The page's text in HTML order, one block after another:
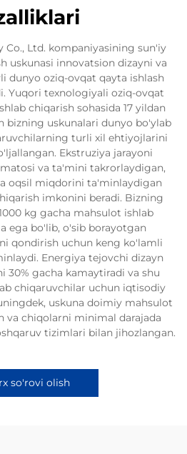
Co., Ltd. kompaniyasining sun'iy
uskunasi innovatsion dizayni va
dunyo oziq-ovqat qayta ishlash
Yuqori texnologiyali oziq-ovqat
chiqarish sohasida 17 yildan
bizning uskunalari dunyo bo'ylab
turli xil ehtiyojlarini
Ekstruziya jarayoni
va ta'mini takrorlaydigan,
oqsil miqdorini ta'minlaydigan
imkonini beradi. Bizning
kg gacha mahsulot ishlab
ega bo'lib, o'sib borayotgan
qondirish uchun keng ko'lamli
Energiya tejovchi dizayn
30% gacha kamaytiradi va shu
chiqaruvchilar uchun iqtisodiy
uskuna doimiy mahsulot
va chiqolarni minimal darajada
tizimlari bilan jihozlangan.
so'rovi olish